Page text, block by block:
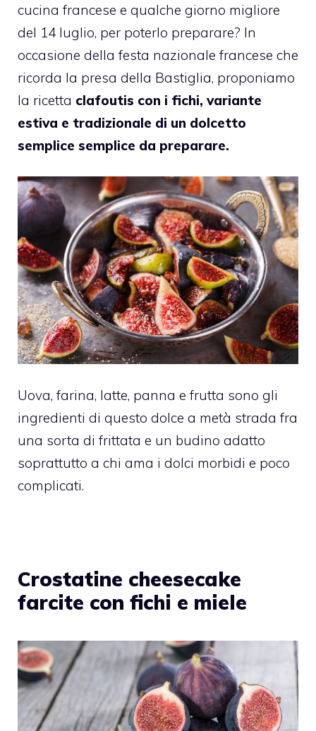
cucina francese e qualche giorno migliore
del 14 luglio, per poterlo preparare? In
occasione della festa nazionale francese che
ricorda la presa della Bastiglia, proponiamo
la ricetta clafoutis con i fichi, variante
estiva e tradizionale di un dolcetto
semplice semplice da preparare.
Uova, farina, latte, panna e frutta sono gli
ingredienti di questo dolce a metà strada fra
una sorta di frittata e un budino adatto
soprattutto a chi ama i dolci morbidi e poco
complicati.
Crostatine cheesecake
farcite con fichi e miele